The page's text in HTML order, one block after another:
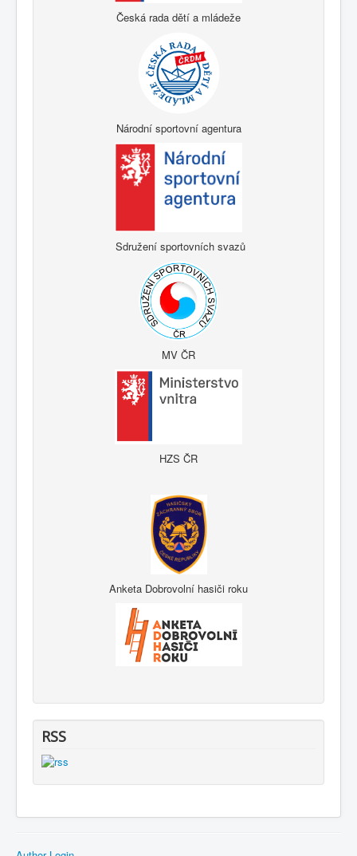
Česká rada dětí a mládeže
Národní sportovní agentura
Sdružení sportovních svazů
MV ČR
HZS ČR
Anketa Dobrovolní hasiči roku
RSS